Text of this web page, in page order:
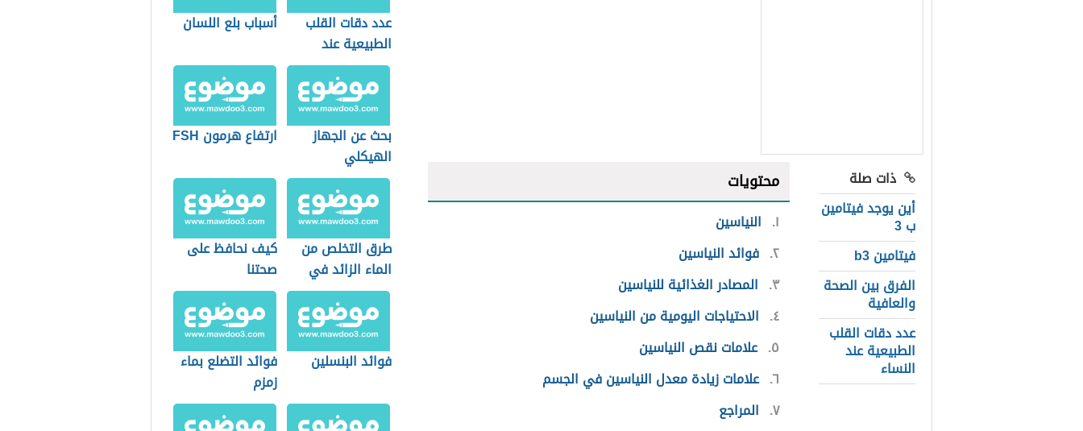
ذات صلة
أين يوجد فيتامين
ب 3
فيتامين b3
الفرق بين الصحة
والعافية
عدد دقات القلب
الطبيعية عند
النساء
محتويات
١ النياسين
٢ فوائد النياسين
٣ المصادر الغذائية للنياسين
٤ الاحتياجات اليومية من النياسين
٥ علامات نقص النياسين
٦ علامات زيادة معدل النياسين في الجسم
٧ المراجع
عدد دقات القلب
الطبيعية عند
النساء
أسباب بلع اللسان
بحث عن الجهاز
الهيكلي
ارتفاع هرمون FSH
طرق التخلص من
الماء الزائد في
الجسم
كيف نحافظ على
صحتنا
فوائد البنسلين
فوائد التضلع بماء
زمزم